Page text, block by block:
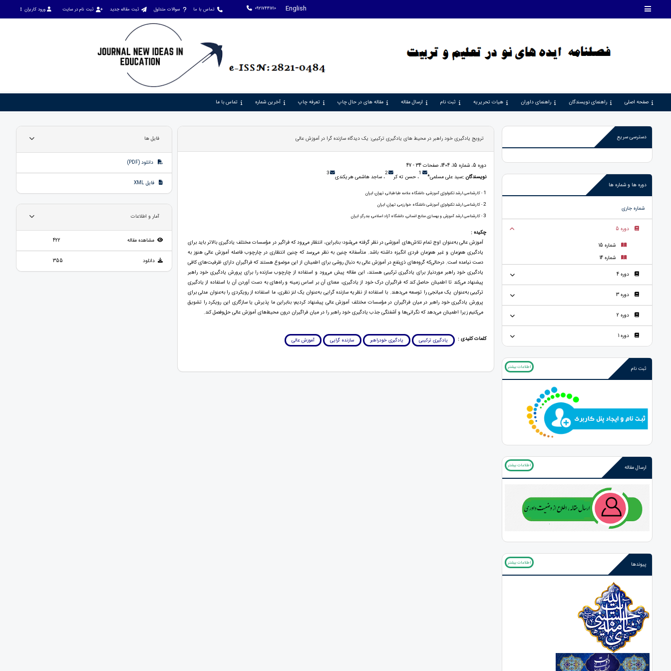
English
09217441710 تماس با ما سوالات متداول ثبت مقاله جدید ثبت نام در سایت ورود کاربران
صفحه اصلی راهنمای نویسندگان راهنمای داوران هیات تحریریه ثبت نام ارسال مقاله مقاله های در حال چاپ تعرفه چاپ آخرین شماره تماس با ما
دسترسی سریع
دوره ها و شماره ها
شماره جاری
دوره 5
شماره 15
شماره 14
دوره 4
دوره 3
دوره 2
دوره 1
ثبت نام اطلاعات بیشتر
ارسال مقاله اطلاعات بیشتر
پیوندها اطلاعات بیشتر
ترویج یادگیری خود راهبر در محیط های یادگیری ترکیبی: یک دیدگاه سازنده گرا در آموزش عالی
دوره 5، شماره 15، 1404، صفحات 34 - 47
نویسندگان :سید علی مسلمی* 1، حسن ته کر 2، ساجد هاشمی هریکندی 3
1 - کارشناسی ارشد تکنولوژی آموزشی، دانشگاه علامه طباطبائی، تهران، ایران
2- کارشناسی ارشد تکنولوژی آموزشی دانشگاه خوارزمی، تهران، ایران
3- کارشناسی ارشد آموزش و بهسازی منابع انسانی، دانشگاه آزاد اسلامی، بندرگز، ایران
چکیده :
آموزش عالی ‏‏به‌عنوان اوج تمام تلاش‌های آموزشی در نظر گرفته می‌شود؛ بنابراین، انتظار می‌رود که فراگیر در مؤسسات مختلف یادگیری بالاتر باید برای
یادگیری هم‌زمان و غیر هم‌زمان فردی انگیزه داشته باشد. متأسفانه چنین به نظر می‌رسد که چنین انتظاری در چارچوب فاصله آموزش عالی هنوز به
دست نیامده است. درحالی‌که گروه‌های ذی‌نفع در آموزش عالی به دنبال روشی برای اطمینان از این موضوع هستند که فراگیران دارای ظرفیت‌های کافی
یادگیری خود راهبر موردنیاز برای یادگیری ترکیبی هستند، این مقاله پیش می‌رود و استفاده از چارچوب سازنده را برای پرورش یادگیری خود راهبر
پیشنهاد می‌کند تا اطمینان حاصل کند که فراگیران درک خود از یادگیری، معنای آن بر اساس زمینه و راه‌های به دست آوردن آن با استفاده از یادگیری
ترکیبی به‌عنوان یک میانجی را توسعه می‌دهند. با استفاده از نظریه سازنده گرایی به‌عنوان یک لنز نظری، ما استفاده از رویکردی را به‌عنوان مدلی برای
پرورش یادگیری خود راهبر در میان فراگیران در مؤسسات مختلف آموزش عالی پیشنهاد کردیم؛ بنابراین ما پذیرش یا سازگاری این رویکرد را تشویق
می‌کنیم زیرا اطمینان می‌دهد که نگرانی‌ها و آشفتگی جذب یادگیری خود راهبر را در میان فراگیران درون محیط‌های آموزش عالی حل‌وفصل کند.
کلمات کلیدی : یادگیری ترکیبی یادگیری خودراهبر سازنده گرایی آموزش عالی
فایل ها
دانلود (PDF)
فایل XML
آمار و اطلاعات
مشاهده مقاله 422
دانلود 355